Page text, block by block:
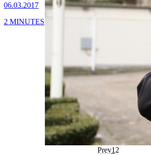
06.03.2017
2 MINUTES
Prev1 2